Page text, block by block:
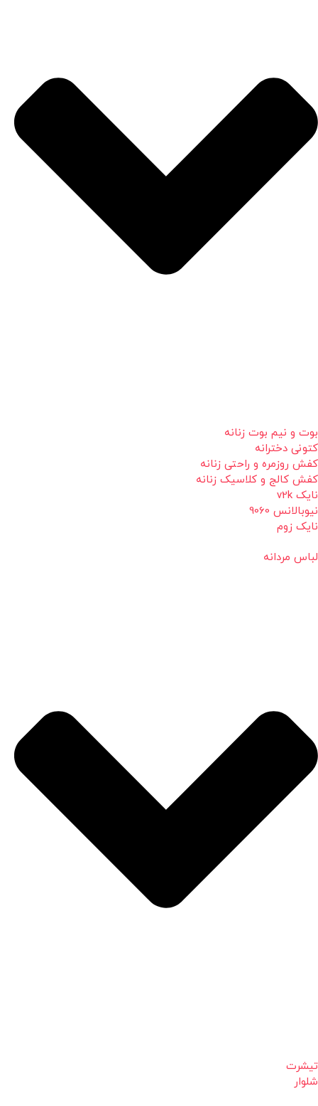
بوت و نیم بوت زنانه
کتونی دخترانه
کفش روزمره و راحتی زنانه
کفش کالج و کلاسیک زنانه
نایک v2k
نیوبالانس 9060
نایک زوم
لباس مردانه
تیشرت
شلوار